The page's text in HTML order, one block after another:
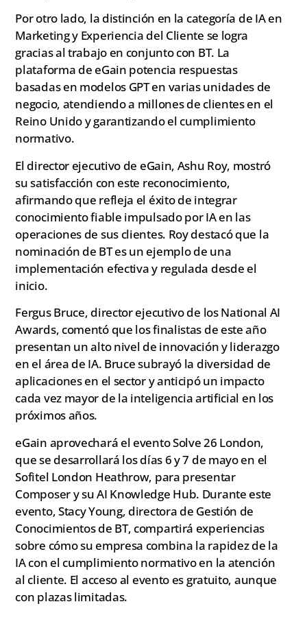
Por otro lado, la distinción en la categoría de IA en
Marketing y Experiencia del Cliente se logra
gracias al trabajo en conjunto con BT. La
plataforma de eGain potencia respuestas
basadas en modelos GPT en varias unidades de
negocio, atendiendo a millones de clientes en el
Reino Unido y garantizando el cumplimiento
normativo.
El director ejecutivo de eGain, Ashu Roy, mostró
su satisfacción con este reconocimiento,
afirmando que refleja el éxito de integrar
conocimiento fiable impulsado por IA en las
operaciones de sus clientes. Roy destacó que la
nominación de BT es un ejemplo de una
implementación efectiva y regulada desde el
inicio.
Fergus Bruce, director ejecutivo de los National AI
Awards, comentó que los finalistas de este año
presentan un alto nivel de innovación y liderazgo
en el área de IA. Bruce subrayó la diversidad de
aplicaciones en el sector y anticipó un impacto
cada vez mayor de la inteligencia artificial en los
próximos años.
eGain aprovechará el evento Solve 26 London,
que se desarrollará los días 6 y 7 de mayo en el
Sofitel London Heathrow, para presentar
Composer y su AI Knowledge Hub. Durante este
evento, Stacy Young, directora de Gestión de
Conocimientos de BT, compartirá experiencias
sobre cómo su empresa combina la rapidez de la
IA con el cumplimiento normativo en la atención
al cliente. El acceso al evento es gratuito, aunque
con plazas limitadas.